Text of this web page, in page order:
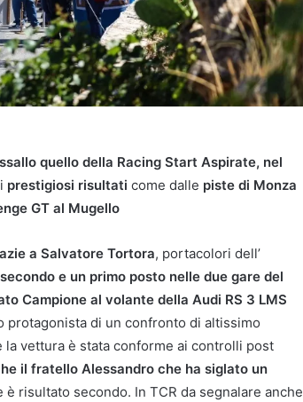
quello della Racing Start Aspirate, nel
prestigiosi risultati come dalle piste di Monza
GT al Mugello
a Salvatore Tortora, portacolori dell’
e un primo posto nelle due gare del
Campione al volante della Audi RS 3 LMS
protagonista di un confronto di altissimo
vettura è stata conforme ai controlli post
il fratello Alessandro che ha siglato un
è risultato secondo. In TCR da segnalare anche